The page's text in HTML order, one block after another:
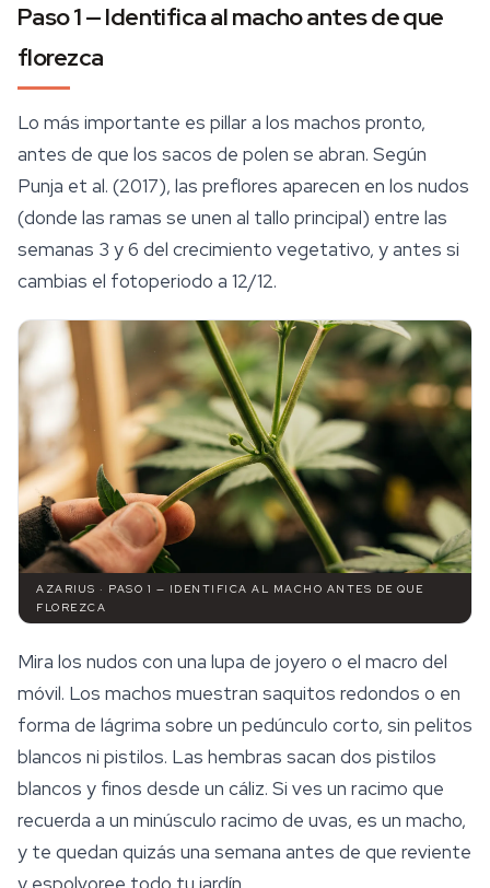
Paso 1 — Identifica al macho antes de que
florezca
Lo más importante es pillar a los machos pronto,
antes de que los sacos de polen se abran. Según
Punja et al. (2017), las preflores aparecen en los nudos
(donde las ramas se unen al tallo principal) entre las
semanas 3 y 6 del crecimiento vegetativo, y antes si
cambias el fotoperiodo a 12/12.
AZARIUS · PASO 1 — IDENTIFICA AL MACHO ANTES DE QUE
FLOREZCA
Mira los nudos con una lupa de joyero o el macro del
móvil. Los machos muestran saquitos redondos o en
forma de lágrima sobre un pedúnculo corto, sin pelitos
blancos ni pistilos. Las hembras sacan dos pistilos
blancos y finos desde un cáliz. Si ves un racimo que
recuerda a un minúsculo racimo de uvas, es un macho,
y te quedan quizás una semana antes de que reviente